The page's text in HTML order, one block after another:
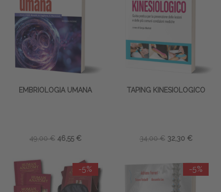
EMBRIOLOGIA UMANA
49,00 € 46,55 €
TAPING KINESIOLOGICO
34,00 € 32,30 €
-5% -5%